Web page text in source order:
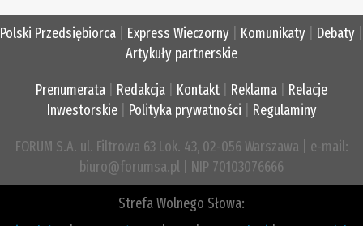
Polski Przedsiębiorca Express Wieczorny Komunikaty Debaty
Artykuły partnerskie
Prenumerata Redakcja Kontakt Reklama
Relacje
Inwestorskie| Polityka prywatności Regulaminy
FORUM S.A. ul. Filtrowa 63 Lok. 43, 02-056 Warszawa | e-mail:
biuro@forumsa.pl | NIP 70103076666
Strefa Wolnego Słowa: